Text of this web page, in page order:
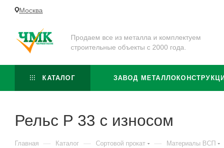
Москва
Продаем все из металла и комплектуем
строительные объекты с 2000 года.
КАТАЛОГ ЗАВОД
Рельс Р 33 с износом
Главная — Каталог — Сортовой прокат — Материалы ВСП